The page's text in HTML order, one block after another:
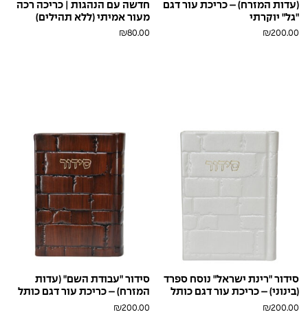
(עדות המזרח) – כריכת עור דגם
"גל" יוקרתי
₪200.00
חדשה עם הנהגות | כריכה רכה
מעור אמיתי (ללא תהילים)
₪80.00
סידור "רינת ישראל" נוסח ספרד
(בינוני) – כריכת עור דגם כותל
₪200.00
סידור "עבודת השם" (עדות
המזרח) – כריכת עור דגם כותל
₪200.00